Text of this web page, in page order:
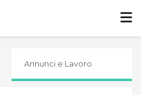
Annunci e Lavoro